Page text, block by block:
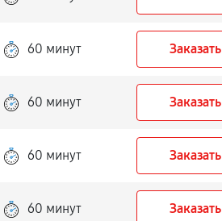
60 минут Заказать
60 минут Заказать
60 минут Заказать
60 минут Заказать